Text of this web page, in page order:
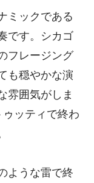
ミックである
です。シカゴ
フレージング
も穏やかな演
雰囲気がしま
ッティで終わ
ような雷で終